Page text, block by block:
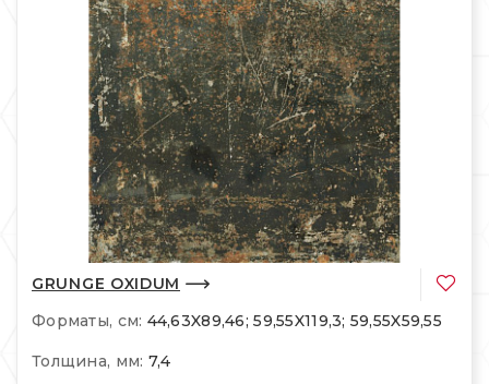
GRUNGE OXIDUM
Форматы, см: 44,63X89,46; 59,55X119,3; 59,55X59,55
Толщина, мм: 7,4